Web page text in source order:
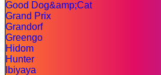
Good Dog&amp;Cat
Grand Prix
Grandorf
Greengo
Hidom
Hunter
Ibiyaya